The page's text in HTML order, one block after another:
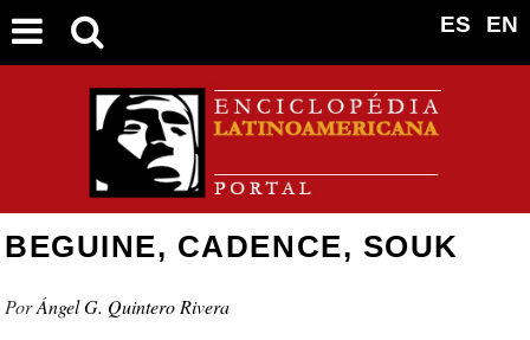
EN
ES
BEGUINE, CADENCE, SOUK
Ángel G. Quintero Rivera